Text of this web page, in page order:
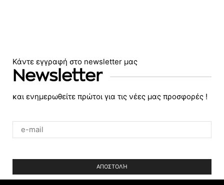
Κάντε εγγραφή στο newsletter μας
Newsletter
και ενημερωθείτε πρώτοι για τις νέες μας προσφορές !
field